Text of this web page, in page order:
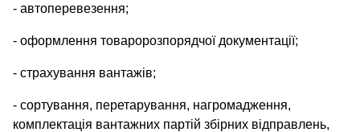
- автоперевезення;
- оформлення товаророзпорядчої документації;
- страхування вантажів;
- сортування, перетарування, нагромадження,
комплектація вантажних партій збірних відправлень,